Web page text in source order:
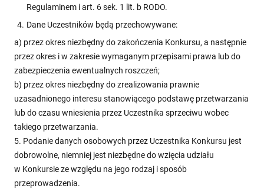
Regulaminem i art. 6 sek. 1 lit. b RODO.
Dane Uczestników będą przechowywane:
a) przez okres niezbędny do zakończenia Konkursu, a następnie
przez okres i w zakresie wymaganym przepisami prawa lub do
zabezpieczenia ewentualnych roszczeń;
b) przez okres niezbędny do zrealizowania prawnie
uzasadnionego interesu stanowiącego podstawę przetwarzania
lub do czasu wniesienia przez Uczestnika sprzeciwu wobec
takiego przetwarzania.
5. Podanie danych osobowych przez Uczestnika Konkursu jest
dobrowolne, niemniej jest niezbędne do wzięcia udziału
w Konkursie ze względu na jego rodzaj i sposób
przeprowadzenia.